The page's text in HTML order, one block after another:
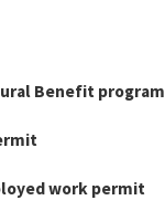
Benefit program
work permit